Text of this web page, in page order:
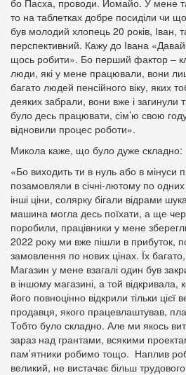
бо Пасха, проводи. Йомайо. У мене
то на таблетках добре посиділи чи
був молодий хлопець 20 років, Іван,
перспективний. Кажу до Івана
щось робити». Бо перший фактор –
люди, які у мене працювали, вони
багато людей пенсійного віку, яких
деяких забрали, вони вже і загинули
було десь працювати, сім’ю свою
відновили процес роботи».
Микола каже, що було дуже складно:
«Бо виходить ти в нуль або в
позамовляли в січні-лютому по одних
інші ціни, солярку бігали відрами
машина могла десь поїхати, а ще
поробили, працівники у мене
2022 року ми вже пішли в прибуток,
замовлення по нових цінах. Їх
Магазин у мене взагалі один був
в іншому магазині, а той
його повноцінно відкрили тільки
продавця, якого працевлаштував,
Тобто було складно. Але ми якось
зараз над грантами, всякими
пам’ятники робимо тощо. Наплив
великий, не вистачає більш